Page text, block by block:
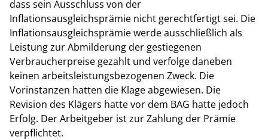
dass sein Ausschluss von der
Inflationsausgleichsprämie nicht gerechtfertigt sei. Die
Inflationsausgleichsprämie werde ausschließlich als
Leistung zur Abmilderung der gestiegenen
Verbraucherpreise gezahlt und verfolge daneben
keinen arbeitsleistungsbezogenen Zweck. Die
Vorinstanzen hatten die Klage abgewiesen. Die
Revision des Klägers hatte vor dem BAG hatte jedoch
Erfolg. Der Arbeitgeber ist zur Zahlung der Prämie
verpflichtet.